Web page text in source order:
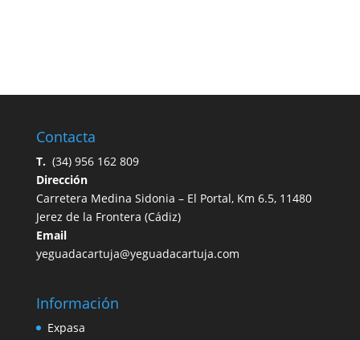
Contacta
T.(34) 956 162 809
Dirección
Carretera Medina Sidonia – El Portal, Km 6.5, 11480
Jerez de la Frontera (Cádiz)
Email
yeguadacartuja@yeguadacartuja.com
Información
Expasa